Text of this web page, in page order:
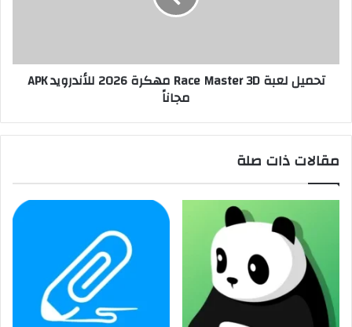
تحميل لعبة Race Master 3D مهكرة 2026 للأندرويد APK
مجاناً
مقالات ذات صلة